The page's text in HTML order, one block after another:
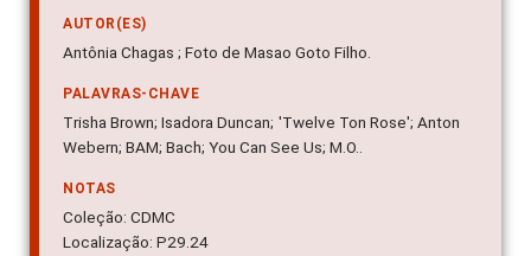
AUTOR(ES)
Antônia Chagas ; Foto de Masao Goto Filho.
PALAVRAS-CHAVE
Trisha Brown; Isadora Duncan; 'Twelve Ton Rose'; Anton
Webern; BAM; Bach; You Can See Us; M.O..
NOTAS
Coleção: CDMC
Localização: P29.24